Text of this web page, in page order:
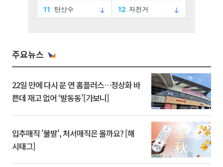
주요뉴스
22일 만에 다시 문 연 홈플러스…정상화 바
쁜데 재고 없어 ‘발동동’[가보니]
입추매직 '불발', 처서매직은 올까요? [해
시태그]